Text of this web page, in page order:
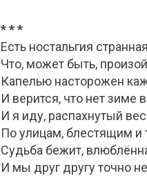
* * *
Есть ностальгия
Что, может быть,
Капелью насторожен
И верится, что нет зиме
И я иду, распахнутый
По улицам, блестящим и
Судьба бежит,
И мы друг другу точно